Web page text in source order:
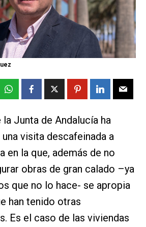
Junta de Andalucía ha
visita descafeinada a
en la que, además de no
obras de gran calado –ya
que no lo hace- se apropia
han tenido otras
Es el caso de las viviendas